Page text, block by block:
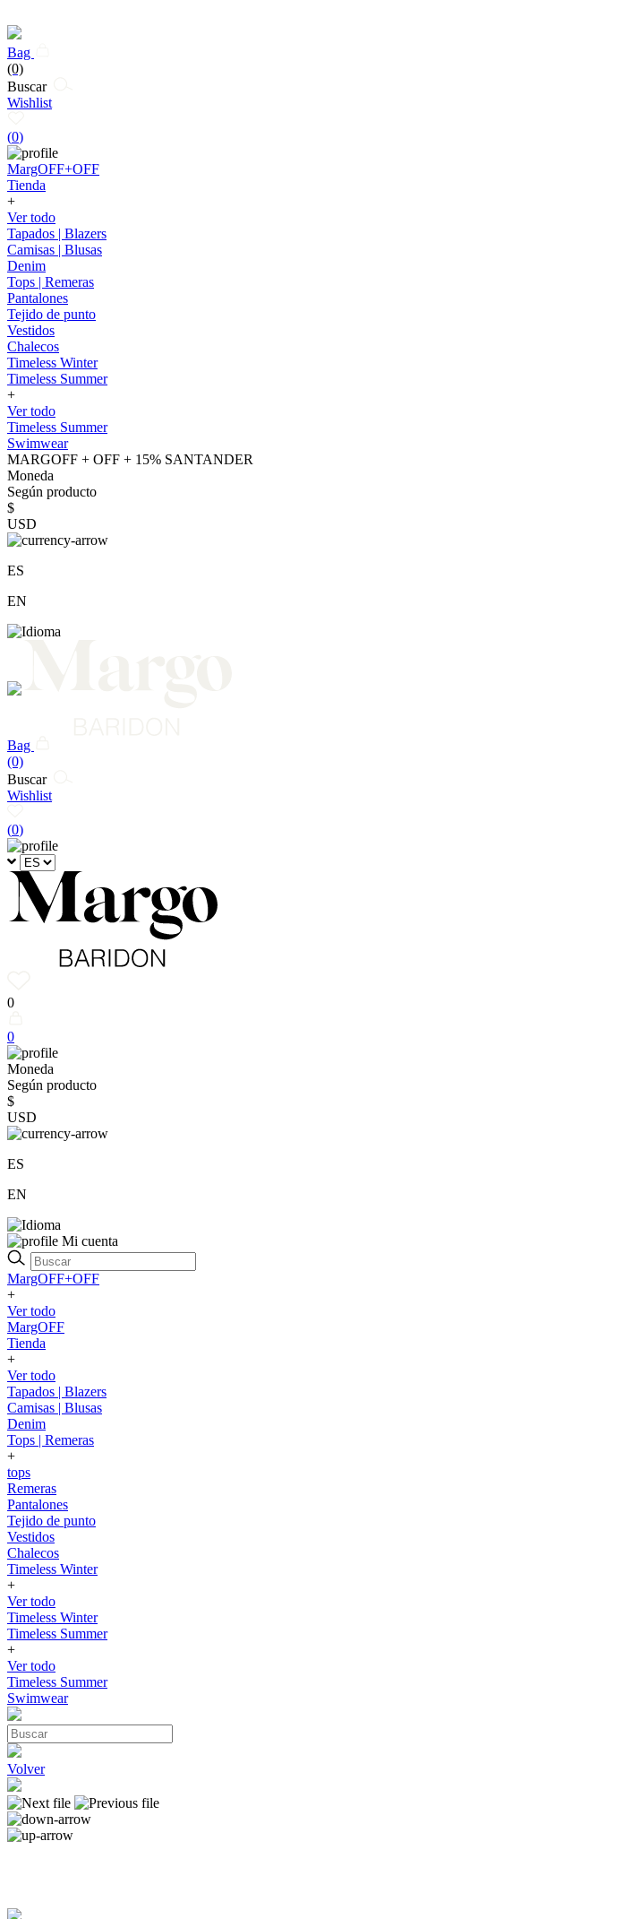
Bag
(0)
Buscar
Wishlist
(0)
MargOFF+OFF
Tienda
+
Ver todo
Tapados | Blazers
Camisas | Blusas
Denim
Tops | Remeras
Pantalones
Tejido de punto
Vestidos
Chalecos
Timeless Winter
Timeless Summer
+
Ver todo
Timeless Summer
Swimwear
MARGOFF + OFF + 15% SANTANDER
Moneda
Según producto
$
USD
ES
EN
Bag
(0)
Buscar
Wishlist
(0)
0
0
Moneda
Según producto
$
USD
ES
EN
Mi cuenta
MargOFF+OFF
+
Ver todo
MargOFF
Tienda
+
Ver todo
Tapados | Blazers
Camisas | Blusas
Denim
Tops | Remeras
+
tops
Remeras
Pantalones
Tejido de punto
Vestidos
Chalecos
Timeless Winter
+
Ver todo
Timeless Winter
Timeless Summer
+
Ver todo
Timeless Summer
Swimwear
Volver